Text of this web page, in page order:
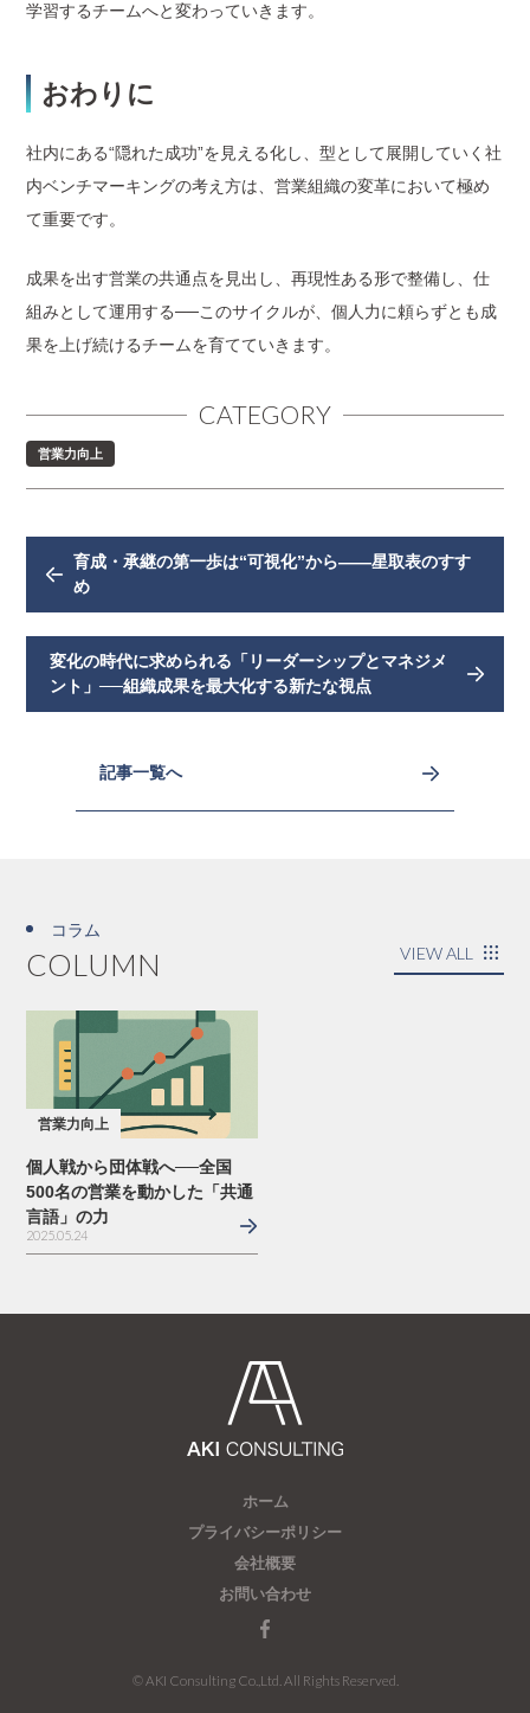
学習するチームへと変わっていきます。
おわりに
社内にある“隠れた成功”を見える化し、型として展開していく社
内ベンチマーキングの考え方は、営業組織の変革において極め
て重要です。
成果を出す営業の共通点を見出し、再現性ある形で整備し、仕
組みとして運用する──このサイクルが、個人力に頼らずとも成
果を上げ続けるチームを育てていきます。
CATEGORY
営業力向上
育成・承継の第一歩は“可視化”から——星取表のすす
め
変化の時代に求められる「リーダーシップとマネジメ
ント」──組織成果を最大化する新たな視点
記事一覧へ
コラム
COLUMN VIEW ALL
営業力向上
個人戦から団体戦へ──全国
500名の営業を動かした「共通
言語」の力
2025.05.24
ホーム
プライバシーポリシー
会社概要
お問い合わせ
© AKI Consulting Co.,Ltd. All Rights Reserved.